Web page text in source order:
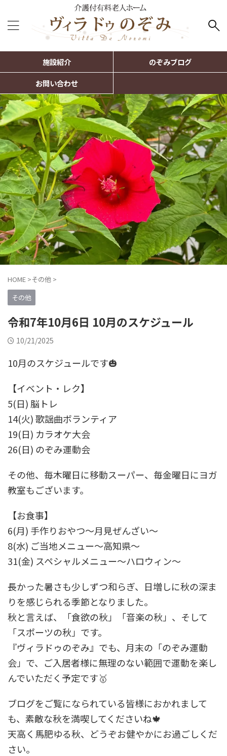
施設紹介
のぞみブログ
お問い合わせ
HOME >その他 >
その他
令和7年10月6日 10月のスケジュール
10/21/2025
10月のスケジュールです🎃
【イベント・レク】
5(日) 脳トレ
14(火) 歌謡曲ボランティア
19(日) カラオケ大会
26(日) のぞみ運動会
その他、毎木曜日に移動スーパー、毎金曜日にヨガ
教室もございます。
【お食事】
6(月) 手作りおやつ～月見ぜんざい～
8(水) ご当地メニュー～高知県～
31(金) スペシャルメニュー～ハロウィン～
長かった暑さも少しずつ和らぎ、日増しに秋の深ま
りを感じられる季節となりました。
秋と言えば、「食欲の秋」「音楽の秋」、そして
「スポーツの秋」です。
『ヴィラドゥのぞみ』でも、月末の「のぞみ運動
会」で、ご入居者様に無理のない範囲で運動を楽し
んでいただく予定です🥇
ブログをご覧になられている皆様におかれまして
も、素敵な秋を満喫してくださいね🍁
天高く馬肥ゆる秋、どうぞお健やかにお過ごしくだ
さい。